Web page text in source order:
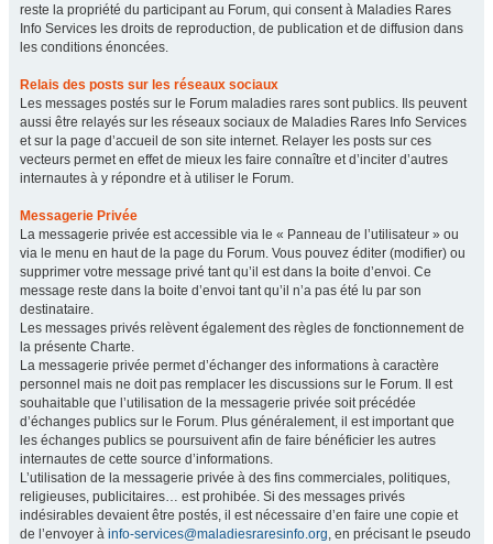
reste la propriété du participant au Forum, qui consent à Maladies Rares
Info Services les droits de reproduction, de publication et de diffusion dans
les conditions énoncées.
Relais des posts sur les réseaux sociaux
Les messages postés sur le Forum maladies rares sont publics. Ils peuvent
aussi être relayés sur les réseaux sociaux de Maladies Rares Info Services
et sur la page d’accueil de son site internet. Relayer les posts sur ces
vecteurs permet en effet de mieux les faire connaître et d’inciter d’autres
internautes à y répondre et à utiliser le Forum.
Messagerie Privée
La messagerie privée est accessible via le « Panneau de l’utilisateur » ou
via le menu en haut de la page du Forum. Vous pouvez éditer (modifier) ou
supprimer votre message privé tant qu’il est dans la boite d’envoi. Ce
message reste dans la boite d’envoi tant qu’il n’a pas été lu par son
destinataire.
Les messages privés relèvent également des règles de fonctionnement de
la présente Charte.
La messagerie privée permet d’échanger des informations à caractère
personnel mais ne doit pas remplacer les discussions sur le Forum. Il est
souhaitable que l’utilisation de la messagerie privée soit précédée
d’échanges publics sur le Forum. Plus généralement, il est important que
les échanges publics se poursuivent afin de faire bénéficier les autres
internautes de cette source d’informations.
L’utilisation de la messagerie privée à des fins commerciales, politiques,
religieuses, publicitaires… est prohibée. Si des messages privés
indésirables devaient être postés, il est nécessaire d’en faire une copie et
de l’envoyer à info-services@maladiesraresinfo.org, en précisant le pseudo